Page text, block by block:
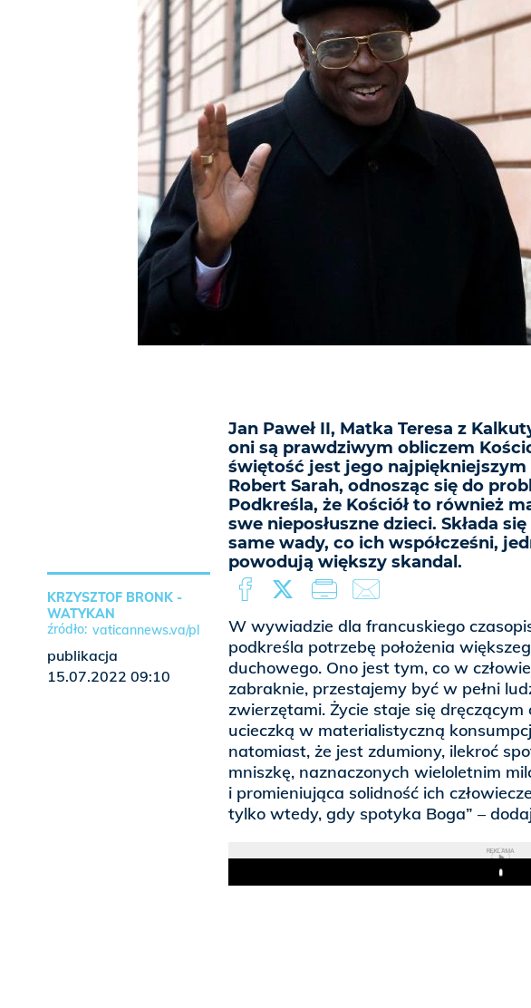
Jan Paweł II, Matka Teresa z
oni są prawdziwym obliczem
świętość jest jego
Robert Sarah, odnosząc się do
Podkreśla, że Kościół to również
swe nieposłuszne dzieci. Składa
same wady, co ich współcześni,
powodują większy skandal.
W wywiadzie dla francuskiego
podkreśla potrzebę położenia
duchowego. Ono jest tym, co w
zabraknie, przestajemy być w pełni
zwierzętami. Życie staje się
ucieczką w materialistyczną
natomiast, że jest zdumiony, ilekroć
mniszkę, naznaczonych wieloletnim
i promieniująca solidność ich
tylko wtedy, gdy spotyka Boga” –
REKLAMA
KRZYSZTOF BRONK -
WATYKAN
vaticannews.va/pl
publikacja
15.07.2022 09:10